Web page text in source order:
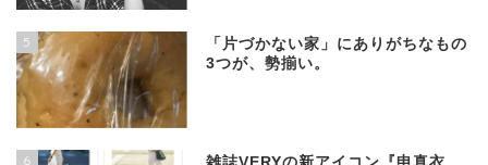
5
「片づかない家」にありがちなもの
3つが、勢揃い。
6